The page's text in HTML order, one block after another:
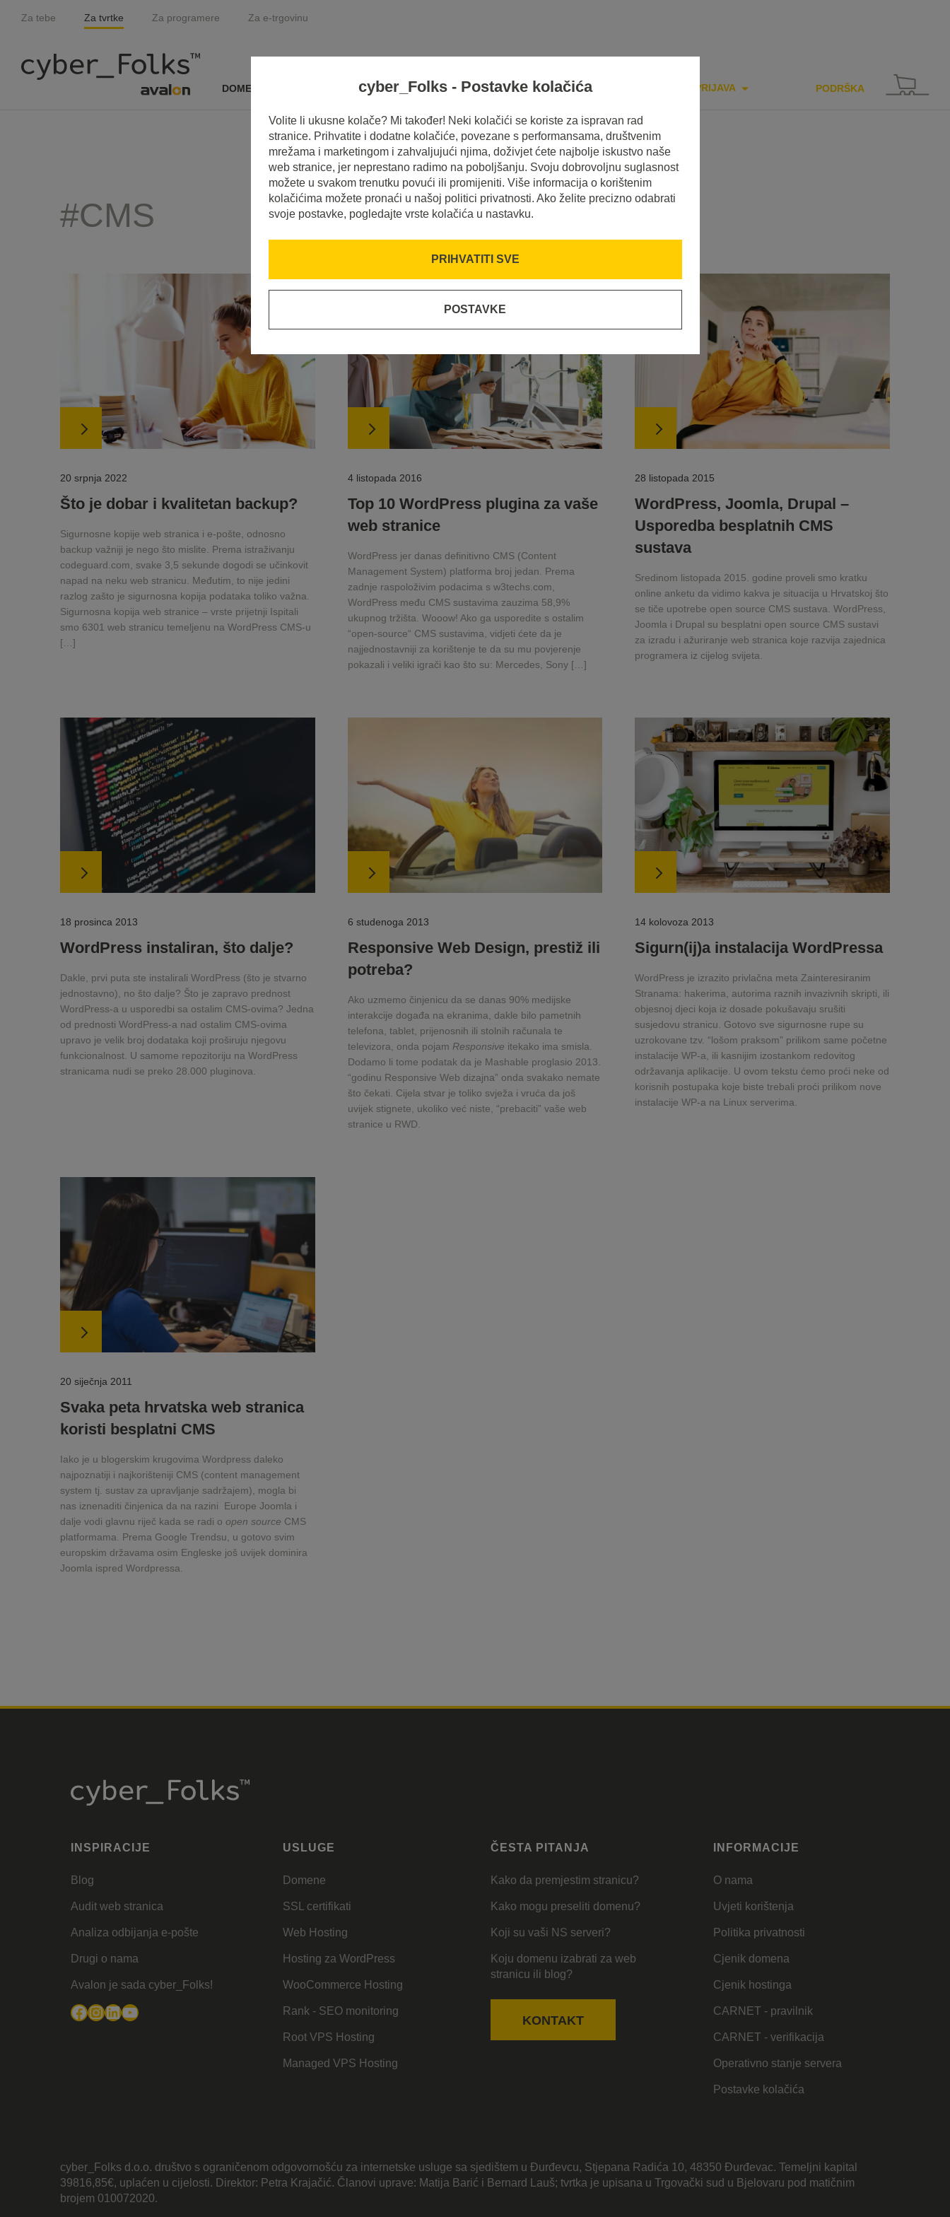
Za tebe Za tvrtke Za programere Za e-trgovinu
DOMENE I SSL HOSTING SERVERI INSPIRACIJE PRIJAVA PODRŠKA
#CMS
20 srpnja 2022
Što je dobar i kvalitetan backup?
Sigurnosne kopije web stranica i e-pošte, odnosno
backup važniji je nego što mislite. Prema istraživanju
codeguard.com, svake 3,5 sekunde dogodi se učinkovit
napad na neku web stranicu. Međutim, to nije jedini
razlog zašto je sigurnosna kopija podataka toliko važna.
Sigurnosna kopija web stranice – vrste prijetnji Ispitali
smo 6301 web stranicu temeljenu na WordPress CMS-u
[…]
4 listopada 2016
Top 10 WordPress plugina za vaše
web stranice
WordPress jer danas definitivno CMS (Content
Management System) platforma broj jedan. Prema
zadnje raspoloživim podacima s w3techs.com,
WordPress među CMS sustavima zauzima 58,9%
ukupnog tržišta. Wooow! Ako ga usporedite s ostalim
“open-source“ CMS sustavima, vidjeti ćete da je
najjednostavniji za korištenje te da su mu povjerenje
pokazali i veliki igrači kao što su: Mercedes, Sony […]
28 listopada 2015
WordPress, Joomla, Drupal –
Usporedba besplatnih CMS
sustava
Sredinom listopada 2015. godine proveli smo kratku
online anketu da vidimo kakva je situacija u Hrvatskoj što
se tiče upotrebe open source CMS sustava. WordPress,
Joomla i Drupal su besplatni open source CMS sustavi
za izradu i ažuriranje web stranica koje razvija zajednica
programera iz cijelog svijeta.
18 prosinca 2013
WordPress instaliran, što dalje?
Dakle, prvi puta ste instalirali WordPress (što je stvarno
jednostavno), no što dalje? Što je zapravo prednost
WordPress-a u usporedbi sa ostalim CMS-ovima? Jedna
od prednosti WordPress-a nad ostalim CMS-ovima
upravo je velik broj dodataka koji proširuju njegovu
funkcionalnost. U samome repozitoriju na WordPress
stranicama nudi se preko 28.000 pluginova.
6 studenoga 2013
Responsive Web Design, prestiž ili
potreba?
Ako uzmemo činjenicu da se danas 90% medijske
interakcije događa na ekranima, dakle bilo pametnih
telefona, tablet, prijenosnih ili stolnih računala te
televizora, onda pojam Responsive itekako ima smisla.
Dodamo li tome podatak da je Mashable proglasio 2013.
“godinu Responsive Web dizajna” onda svakako nemate
što čekati. Cijela stvar je toliko svježa i vruća da još
uvijek stignete, ukoliko već niste, “prebaciti” vaše web
stranice u RWD.
14 kolovoza 2013
Sigurn(ij)a instalacija WordPressa
WordPress je izrazito privlačna meta Zainteresiranim
Stranama: hakerima, autorima raznih invazivnih skripti, ili
objesnoj djeci koja iz dosade pokušavaju srušiti
susjedovu stranicu. Gotovo sve sigurnosne rupe su
uzrokovane tzv. “lošom praksom” prilikom same početne
instalacije WP-a, ili kasnijim izostankom redovitog
održavanja aplikacije. U ovom tekstu ćemo proći neke od
korisnih postupaka koje biste trebali proći prilikom nove
instalacije WP-a na Linux serverima.
20 siječnja 2011
Svaka peta hrvatska web stranica
koristi besplatni CMS
Iako je u blogerskim krugovima Wordpress daleko
najpoznatiji i najkorišteniji CMS (content management
system tj. sustav za upravljanje sadržajem), mogla bi
nas iznenaditi činjenica da na razini Europe Joomla i
dalje vodi glavnu riječ kada se radi o open source CMS
platformama. Prema Google Trendsu, u gotovo svim
europskim državama osim Engleske još uvijek dominira
Joomla ispred Wordpressa.
INSPIRACIJE
Blog
Audit web stranica
Analiza odbijanja e-pošte
Drugi o nama
Avalon je sada cyber_Folks!
Facebook
Instagram
LinkedIn
YouTube
USLUGE
Domene
SSL certifikati
Web Hosting
Hosting za WordPress
WooCommerce Hosting
Rank - SEO monitoring
Root VPS Hosting
Managed VPS Hosting
ČESTA PITANJA
Kako da premjestim stranicu?
Kako mogu preseliti domenu?
Koji su vaši NS serveri?
Koju domenu izabrati za web
stranicu ili blog?
KONTAKT
INFORMACIJE
O nama
Uvjeti korištenja
Politika privatnosti
Cjenik domena
Cjenik hostinga
CARNET - pravilnik
CARNET - verifikacija
Operativno stanje servera
Postavke kolačića
cyber_Folks d.o.o. društvo s ograničenom odgovornošću za internetske usluge sa sjedištem u Đurđevcu, Stjepana Radića 10, 48350 Đurđevac. Temeljni kapital
39816,85€, uplaćen u cijelosti. Direktor: Petra Krajačić. Članovi uprave: Matija Barić i Bernard Lauš; tvrtka je upisana u Trgovački sud u Bjelovaru pod matičnim
brojem 010072020.
cyber_Folks - Postavke kolačića
Volite li ukusne kolače? Mi također! Neki kolačići se koriste za ispravan rad
stranice. Prihvatite i dodatne kolačiće, povezane s performansama, društvenim
mrežama i marketingom i zahvaljujući njima, doživjet ćete najbolje iskustvo naše
web stranice, jer neprestano radimo na poboljšanju. Svoju dobrovoljnu suglasnost
možete u svakom trenutku povući ili promijeniti. Više informacija o korištenim
kolačićima možete pronaći u našoj politici privatnosti. Ako želite precizno odabrati
svoje postavke, pogledajte vrste kolačića u nastavku.
PRIHVATITI SVE
POSTAVKE